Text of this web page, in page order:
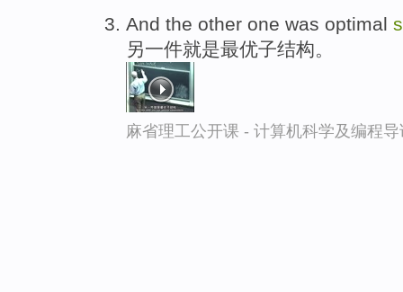
And the other one was optimal
另一件就是最优子结构。
麻省理工公开课 - 计算机科学及编程